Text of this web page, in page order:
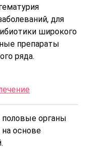
для
широкого
препараты
ряда.
органы
основе